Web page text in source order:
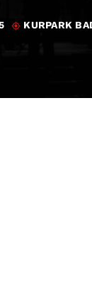
my_location KURPARK